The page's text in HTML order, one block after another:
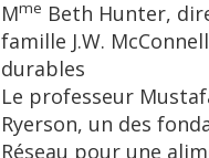
Mme Beth Hunter,
famille J.W.
durables
Le professeur
Ryerson, un des
Réseau pour une